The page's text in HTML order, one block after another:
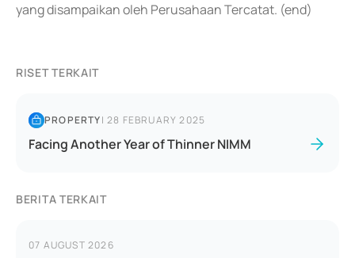
yang disampaikan oleh Perusahaan Tercatat. (end)
RISET TERKAIT
PROPERTY|28 FEBRUARY 2025
Facing Another Year of Thinner NIMM
BERITA TERKAIT
07 AUGUST 2026